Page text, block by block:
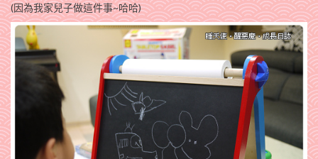
(因為我家兒子做這件事~哈哈)